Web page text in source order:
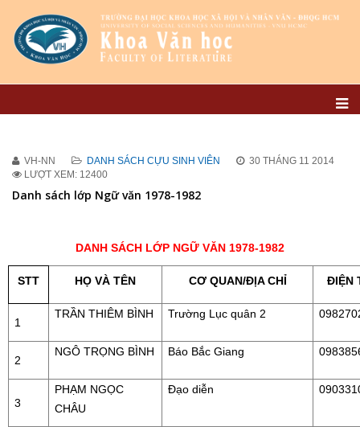
VH-NN DANH SÁCH CỰU SINH VIÊN
30 THÁNG 11 2014
LƯỢT XEM: 12400
Danh sách lớp Ngữ văn 1978-1982
DANH SÁCH LỚP NGỮ VĂN 1978-1982
STT HỌ VÀ TÊN CƠ QUAN/ĐỊA CHỈ ĐIỆN
1
TRẦN THIÊM BÌNH Trường Lục quân 2
2
NGÔ TRỌNG BÌNH Báo Bắc Giang
3
PHẠM NGỌC
CHÂU
Đạo diễn